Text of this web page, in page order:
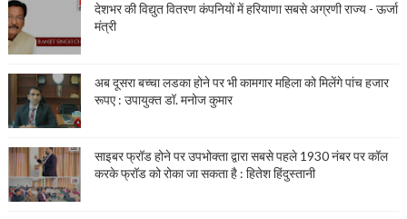
देशभर की विद्युत वितरण कंपनियों में हरियाणा सबसे अग्रणी राज्य - ऊर्जा
मंत्री
अब दूसरा बच्चा लडका होने पर भी कामगार महिला को मिलेंगे पांच हजार
रूपए : उपायुक्त डॉ. मनोज कुमार
साइबर फ्रॉड होने पर उपभोक्ता द्वारा सबसे पहले 1930 नंबर पर कॉल
करके फ्रॉड को रोका जा सकता है : हितेश हिंदुस्तानी